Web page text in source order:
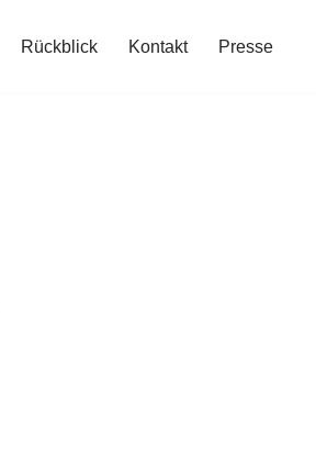
Rückblick Kontakt Presse